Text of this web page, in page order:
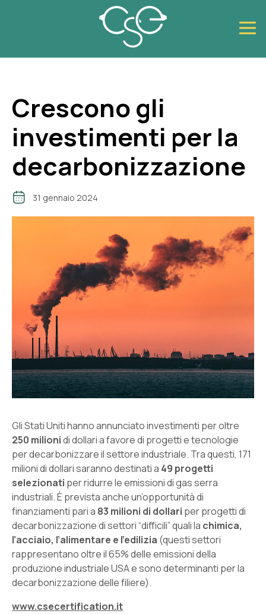
Crescono gli
investimenti per la
decarbonizzazione
31 gennaio 2024
Gli Stati Uniti hanno annunciato investimenti per oltre
250 milionidi dollari a favore di progetti e tecnologie
per decarbonizzare il settore industriale. Tra questi, 171
milioni di dollari saranno destinati a 49 progetti
selezionati per ridurre le emissioni di gas serra
industriali. È prevista anche un’opportunità di
finanziamenti pari a 83 milioni di dollari per progetti di
decarbonizzazione di settori “difficili” quali la chimica,
l’acciaio, l’alimentare e l’edilizia (questi settori
rappresentano oltre il 65% delle emissioni della
produzione industriale USA e sono determinanti per la
decarbonizzazione delle filiere).
www.csecertification.it